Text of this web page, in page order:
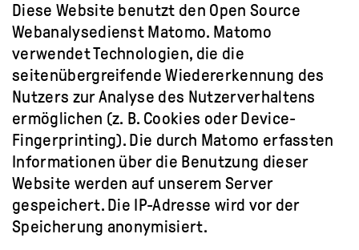
Diese Website benutzt den Open Source
Webanalysedienst Matomo. Matomo
verwendet Technologien, die die
seitenübergreifende Wiedererkennung des
Nutzers zur Analyse des Nutzerverhaltens
ermöglichen (z. B. Cookies oder Device-
Fingerprinting). Die durch Matomo erfassten
Informationen über die Benutzung dieser
Website werden auf unserem Server
gespeichert. Die IP-Adresse wird vor der
Speicherung anonymisiert.